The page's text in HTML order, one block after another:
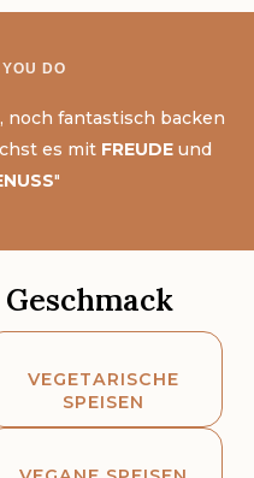
DO
noch fantastisch backen
es mit FREUDEund
"
VEGETARISCHE
SPEISEN